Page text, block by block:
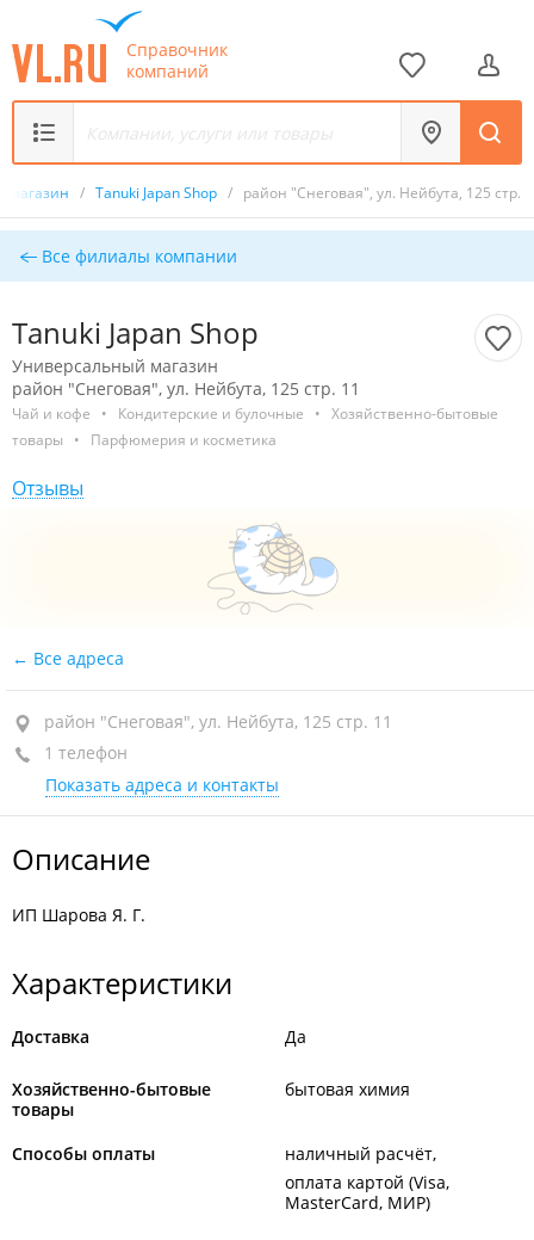
Справочник
компаний
магазин / Tanuki Japan Shop / район "Снеговая", ул. Нейбута, 125 стр.
Все филиалы компании
Tanuki Japan Shop
Универсальный магазин
район "Снеговая", ул. Нейбута, 125 стр. 11
Чай и кофе • Кондитерские и булочные • Хозяйственно-бытовые
товары
• Парфюмерия и косметика
Отзывы
Все адреса
район "Снеговая", ул. Нейбута, 125 стр. 11
1 телефон
Показать адреса и контакты
Описание
ИП Шарова Я. Г.
Характеристики
Доставка Да
Хозяйственно-бытовые
товары
бытовая химия
Способы оплаты
наличный расчёт
оплата картой (Visa,
MasterCard, МИР)